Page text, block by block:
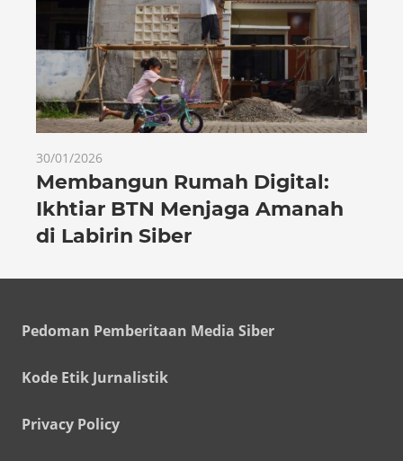
30/01/2026
Membangun Rumah Digital:
Ikhtiar BTN Menjaga Amanah
di Labirin Siber
Pedoman Pemberitaan Media Siber
Kode Etik Jurnalistik
Privacy Policy